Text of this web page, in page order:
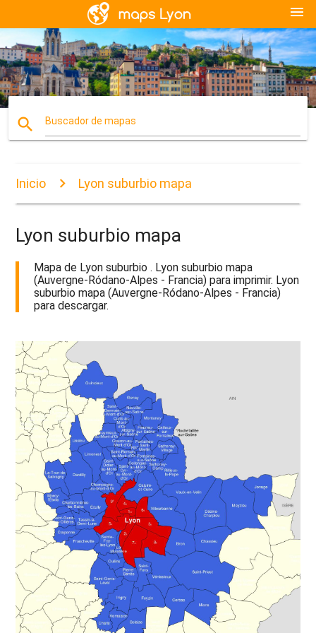
menu
search Buscador de mapas
Inicio Lyon suburbio mapa
Lyon suburbio mapa
Mapa de Lyon suburbio . Lyon suburbio mapa
(Auvergne-Ródano-Alpes - Francia) para imprimir. Lyon
suburbio mapa (Auvergne-Ródano-Alpes - Francia)
para descargar.